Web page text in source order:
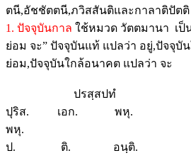
ตนี,อัชชัตตนี,ภวิสสันติและกาลาติปัตติ
1. ปัจจุบันกาล ใช้หมวด วัตตมานา เป็
ย่อม จะ” ปัจจุบันแท้ แปลว่า อยู่,ปัจจุบั
ย่อม,ปัจจุบันใกล้อนาคต แปลว่า จะ
ปรสฺสปทํ
ปุริส. เอก.
พหุ.
ป. ติ. อนฺ